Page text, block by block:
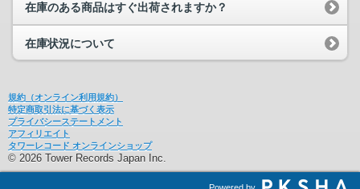
在庫のある商品はすぐ出荷されますか？
在庫状況について
規約（オンライン利用規約）
特定商取引法に基づく表示
プライバシーステートメント
アフィリエイト
タワーレコード オンラインショップ
© 2026 Tower Records Japan Inc.